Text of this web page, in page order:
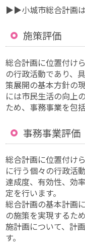
▶▶小城市総合計画は
施策評価
総合計画に位置付け
の行政活動であり、
策展開の基本方針の
には市民生活の向上
ため、事務事業を包
事務事業評価
総合計画に位置付け
に行う個々の行政活
達成度、有効性、効
定を行います。
総合計画の基本計画
の施策を実現するた
施計画について、計
す。